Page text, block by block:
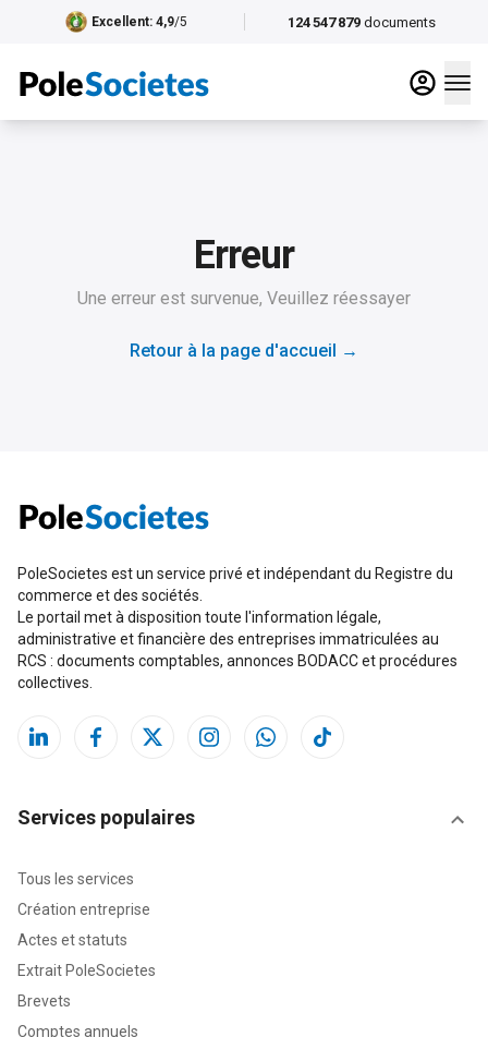
124 547 879 documents
Excellent: 4,9/5
Erreur
Une erreur est survenue, Veuillez réessayer
Retour à la page d'accueil →
PoleSocietes est un service privé et indépendant du Registre du
commerce et des sociétés.
Le portail met à disposition toute l'information légale,
administrative et financière des entreprises immatriculées au
RCS : documents comptables, annonces BODACC et procédures
collectives.
Services populaires
Tous les services
Création entreprise
Actes et statuts
Extrait PoleSocietes
Brevets
Comptes annuels